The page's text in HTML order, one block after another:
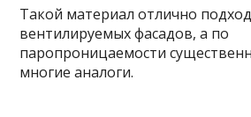
Такой материал отлично
вентилируемых фасадов, а по
паропроницаемости
многие аналоги.